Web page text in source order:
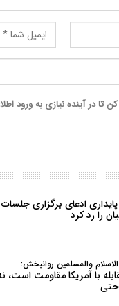
تا در آینده نیازی به ورود
ادعای برگزاری
را رد کرد
والمسلمین روانبخش:
با آمریکا مقاومت
حتی